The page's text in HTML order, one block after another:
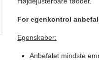
For egenkontrol
Egenskaber:
Anbefalet mindste